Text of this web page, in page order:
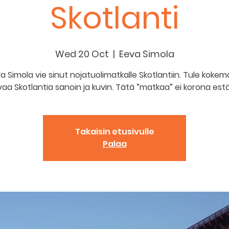
Skotlanti
Wed 20 Oct
  |
Eeva Simola
Simola vie sinut nojatuolimatkalle Skotlantiin. Tule
Takaisin etusivulle
Palaa